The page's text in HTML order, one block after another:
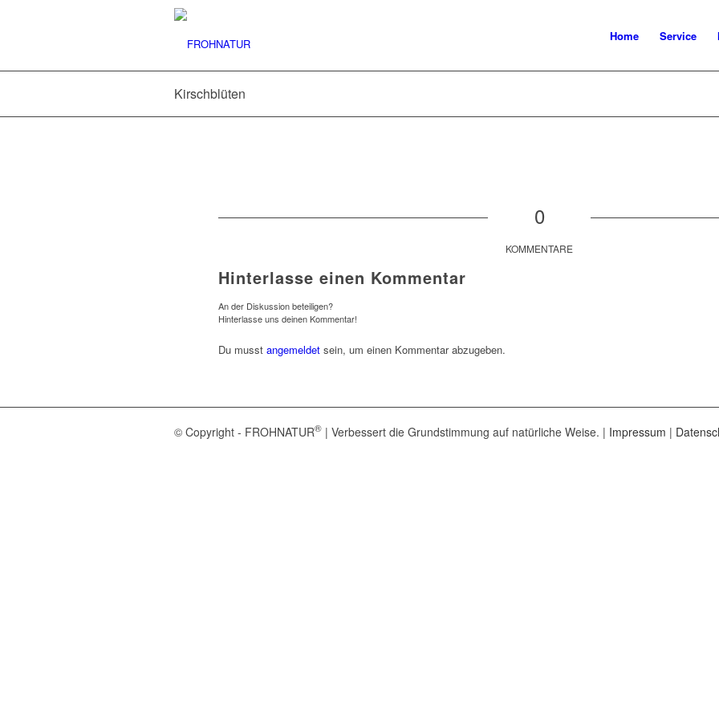
Home Service
Kirschblüten
0
KOMMENTARE
Hinterlasse einen Kommentar
An der Diskussion beteiligen?
Hinterlasse uns deinen Kommentar!
Du musst angemeldet sein, um einen Kommentar abzugeben.
© Copyright - FROHNATUR® | Verbessert die Grundstimmung auf natürliche Weise. | Impressum |